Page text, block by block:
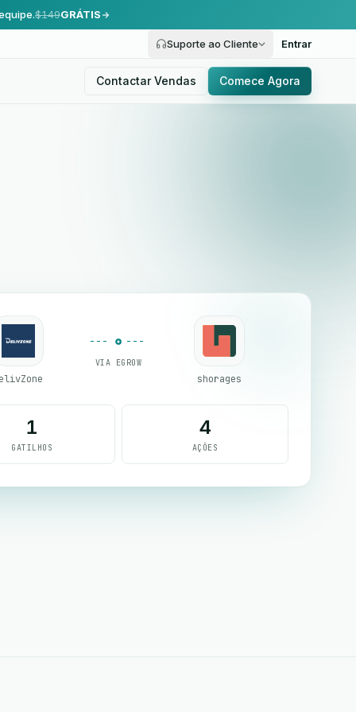
$149GRÁTIS
Suporte ao Cliente Entrar
Contactar Vendas Comece Agora
VIA EGROW
shorages
1
GATILHOS
4
AÇÕES